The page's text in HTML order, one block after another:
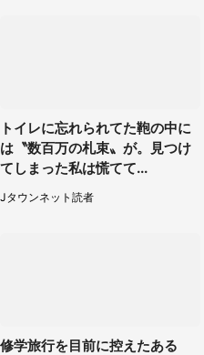
トイレに忘れられてた鞄の中に
は〝数百万の札束〟が。見つけ
てしまった私は慌てて...
Jタウンネット読者
修学旅行を目前に控えたある